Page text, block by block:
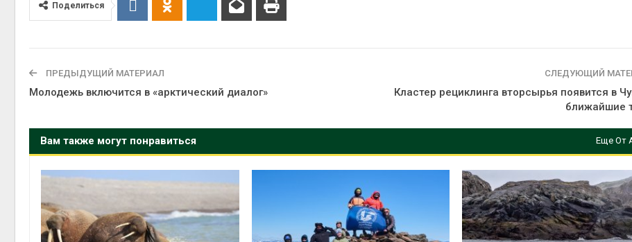
Поделиться
ПРЕДЫДУЩИЙ МАТЕРИАЛ
Молодежь включится в «арктический диалог»
СЛЕДУЮЩИЙ
Кластер рециклинга вторсырья появится в
ближайшие
Вам также могут понравиться Еще От